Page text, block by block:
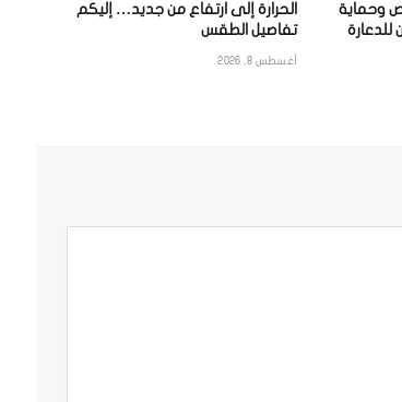
وحماية
الحرارة إلى ارتفاع من جديد… إليكم
تفاصيل الطقس
أغسطس 8, 2026